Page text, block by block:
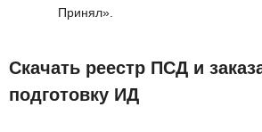
Принял».
Скачать реестр ПСД и
подготовку ИД